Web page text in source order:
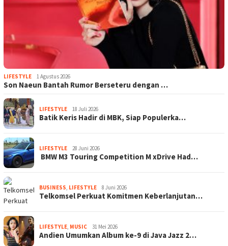
LIFESTYLE 1 Agustus 2026
Son Naeun Bantah Rumor Berseteru dengan …
LIFESTYLE 18 Juli 2026
Batik Keris Hadir di MBK, Siap Populerka…
LIFESTYLE 28 Juni 2026
BMW M3 Touring Competition M xDrive Had…
BUSINESS LIFESTYLE 8 Juni 2026
Telkomsel Perkuat Komitmen Keberlanjutan…
LIFESTYLE MUSIC 31 Mei 2026
Andien Umumkan Album ke-9 di Java Jazz 2…